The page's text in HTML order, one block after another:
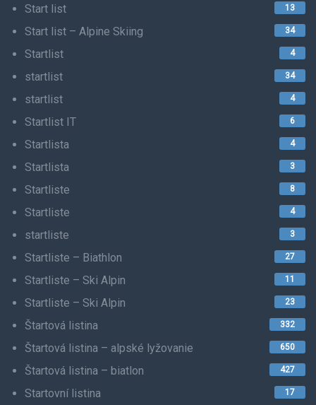
Start list 13
Start list – Alpine Skiing 34
Startlist 4
startlist 34
startlist 4
Startlist IT 6
Startlista 4
Startlista 3
Startliste 8
Startliste 4
startliste 3
Startliste – Biathlon 27
Startliste – Ski Alpin 11
Startliste – Ski Alpin 23
Štartová listina 332
Štartová listina – alpské lyžovanie 650
Štartová listina – biatlon 427
Startovní listina 17